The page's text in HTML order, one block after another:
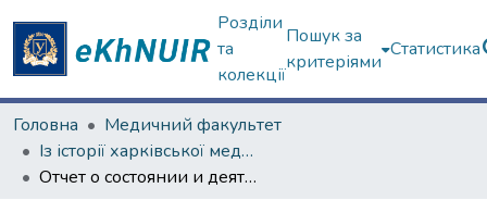
Розділи
та
колекції
Пошук за
критеріями
Статистика
Головна
Медичний факультет
Із історії харківської медичної школи
Отчет о состоянии и деятельности Императорского Харьковского университета за 1902-й год. Учебно-вспомогательные учреждения. [Ч.] 30. Офтальмологическая клиника